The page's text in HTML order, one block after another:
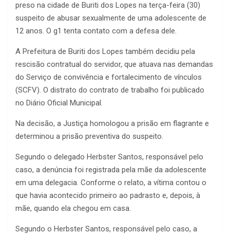
preso na cidade de Buriti dos Lopes na terça-feira (30)
suspeito de abusar sexualmente de uma adolescente de
12 anos. O g1 tenta contato com a defesa dele.
A Prefeitura de Buriti dos Lopes também decidiu pela
rescisão contratual do servidor, que atuava nas demandas
do Serviço de convivência e fortalecimento de vínculos
(SCFV). O distrato do contrato de trabalho foi publicado
no Diário Oficial Municipal.
Na decisão, a Justiça homologou a prisão em flagrante e
determinou a prisão preventiva do suspeito.
Segundo o delegado Herbster Santos, responsável pelo
caso, a denúncia foi registrada pela mãe da adolescente
em uma delegacia. Conforme o relato, a vítima contou o
que havia acontecido primeiro ao padrasto e, depois, à
mãe, quando ela chegou em casa.
Segundo o Herbster Santos, responsável pelo caso, a